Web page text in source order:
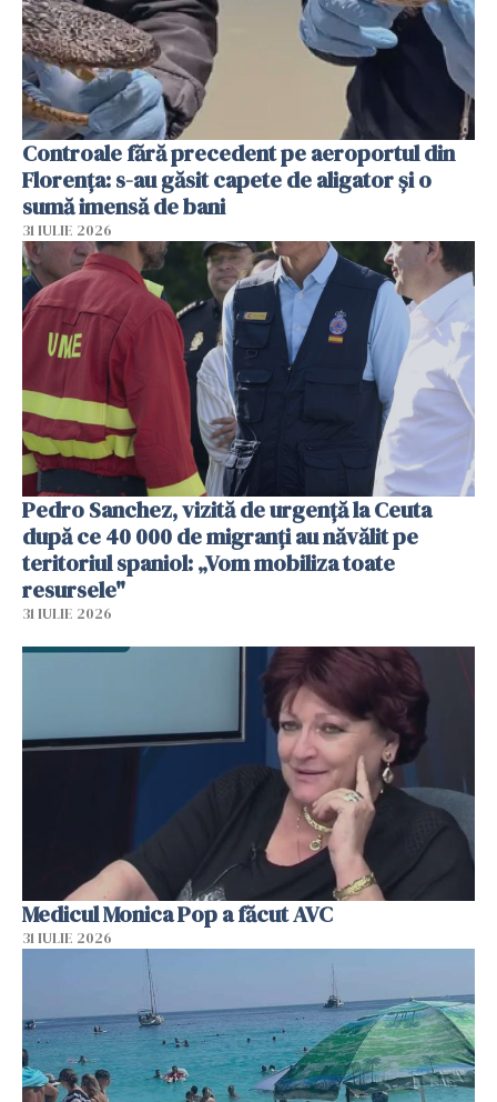
Controale fără precedent pe aeroportul din
Florența: s-au găsit capete de aligator și o
sumă imensă de bani
31 IULIE 2026
Pedro Sanchez, vizită de urgență la Ceuta
după ce 40 000 de migranți au năvălit pe
teritoriul spaniol: „Vom mobiliza toate
resursele"
31 IULIE 2026
Medicul Monica Pop a făcut AVC
31 IULIE 2026